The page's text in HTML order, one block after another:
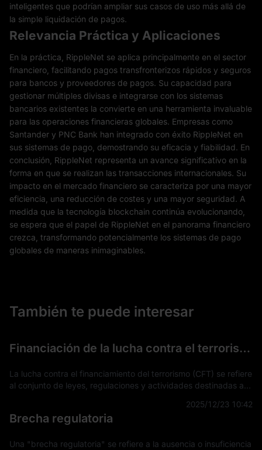
inteligentes que podrían ampliar sus casos de uso más allá de
la simple liquidación de pagos.
Relevancia Práctica y Aplicaciones
En la práctica, RippleNet se aplica principalmente en el sector
financiero, facilitando pagos transfronterizos rápidos y seguros
para bancos y proveedores de pagos. Su capacidad para
gestionar múltiples divisas e integrarse con los sistemas
bancarios existentes la convierte en una herramienta invaluable
para las operaciones financieras globales. Empresas como
Santander y PNC Bank han integrado con éxito RippleNet en
sus sistemas de pago, demostrando su eficacia y fiabilidad. En
conclusión, RippleNet representa un avance significativo en la
forma en que se realizan las transacciones internacionales. Su
impacto en el mercado financiero se caracteriza por una mayor
eficiencia, una reducción de costes y una mayor seguridad. A
medida que la tecnología blockchain continúa evolucionando,
se espera que el papel de RippleNet en el panorama financiero
crezca, transformando potencialmente los sistemas de pago
globales de maneras inimaginables.
También te puede interesar
Financiación de la lucha contra el terrorismo (FCT)
La lucha contra el financiamiento del terrorismo (CFT) se refiere
al conjunto de leyes, regulaciones y actividades destinadas a
2025/12/23 10:42
Brecha regulatoria
Una "brecha regulatoria" se refiere a la ausencia o insuficiencia